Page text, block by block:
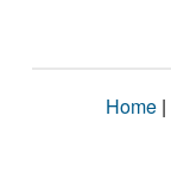
Home |